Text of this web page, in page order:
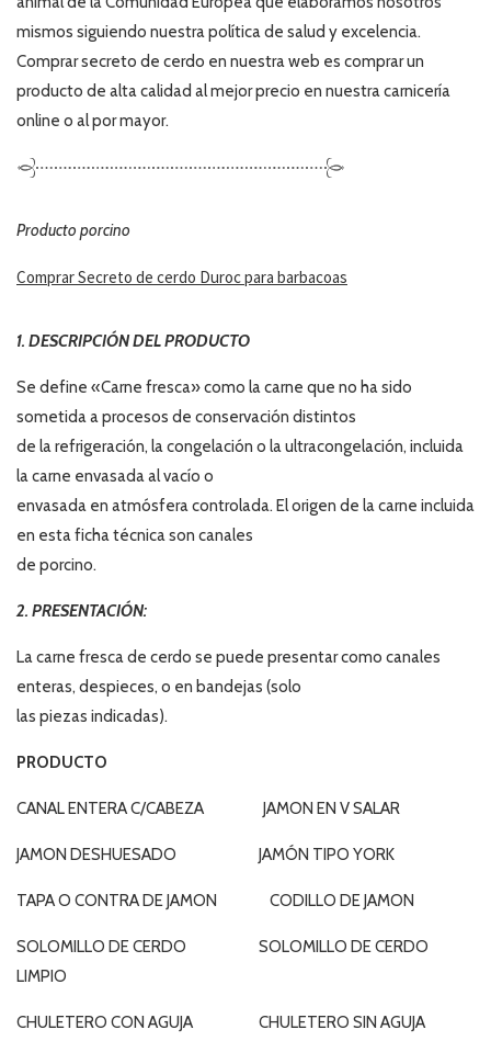
mismos siguiendo nuestra política de salud y excelencia.
Comprar secreto de cerdo en nuestra web es comprar un
producto de alta calidad al mejor precio en nuestra carnicería
online o al por mayor.
Producto porcino
Comprar Secreto de cerdo Duroc para barbacoas
1. DESCRIPCIÓN DEL PRODUCTO
Se define «Carne fresca» como la carne que no ha sido
sometida a procesos de conservación distintos
de la refrigeración, la congelación o la ultracongelación, incluida
la carne envasada al vacío o
envasada en atmósfera controlada. El origen de la carne incluida
en esta ficha técnica son canales
de porcino.
2. PRESENTACIÓN:
La carne fresca de cerdo se puede presentar como canales
enteras, despieces, o en bandejas (solo
las piezas indicadas).
PRODUCTO
CANAL ENTERA C/CABEZA JAMON EN V SALAR
JAMON DESHUESADO JAMÓN TIPO YORK
TAPA O CONTRA DE JAMON CODILLO DE JAMON
SOLOMILLO DE CERDO SOLOMILLO DE CERDO
LIMPIO
CHULETERO CON AGUJA CHULETERO SIN AGUJA